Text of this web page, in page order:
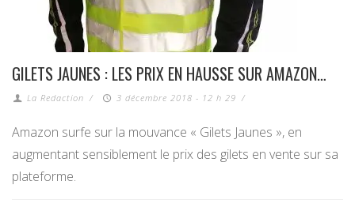
GILETS JAUNES : LES PRIX EN HAUSSE SUR AMAZON…
La Redaction / 3 décembre 2018 - 12 h 29 /
Amazon surfe sur la mouvance « Gilets Jaunes », en
augmentant sensiblement le prix des gilets en vente sur sa
plateforme.